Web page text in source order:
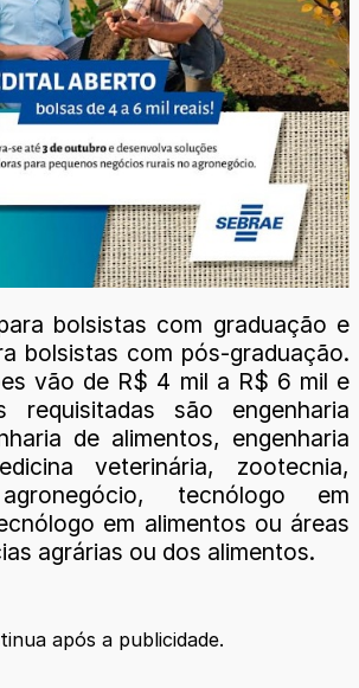
bolsistas com graduação e
bolsistas com pós-graduação.
vão de R$ 4 mil a R$ 6 mil e
requisitadas são engenharia
de alimentos, engenharia
veterinária, zootecnia,
tecnólogo em
em alimentos ou áreas
agrárias ou dos alimentos.
após a publicidade.